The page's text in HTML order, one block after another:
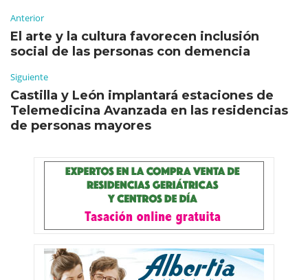
Anterior
El arte y la cultura favorecen inclusión
social de las personas con demencia
Siguiente
Castilla y León implantará estaciones de
Telemedicina Avanzada en las residencias
de personas mayores